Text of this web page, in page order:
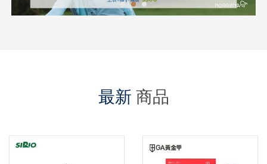
最新 商品